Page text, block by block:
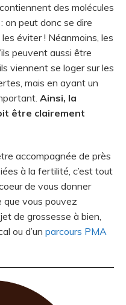
des molécules
on peut donc se dire
les éviter ! Néanmoins, les
peuvent aussi être
viennent se loger sur les
mais en ayant un
Ainsi, la
être clairement
accompagnée de près
à la fertilité, c’est tout
de vous donner
que vous pouvez
de grossesse à bien,
ou d’un parcours PMA